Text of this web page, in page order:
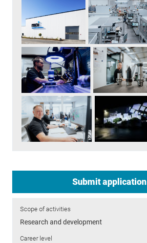
Submit application
Scope of activities
Research and development
Career level